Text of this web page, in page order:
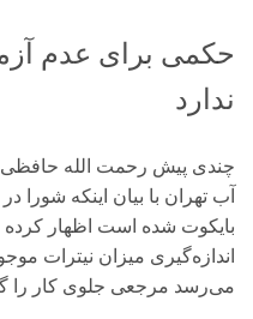
حکمی برای عدم
ندارد
چندی پیش رحمت الله
آب تهران با بیان اینکه
بایکوت شده است اظهار کرده
اندازه‌گیری میزان نیترات
می‌رسد مرجعی جلوی کار را